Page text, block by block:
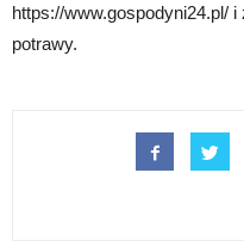
https://www.gospodyni24.pl/ i
potrawy.